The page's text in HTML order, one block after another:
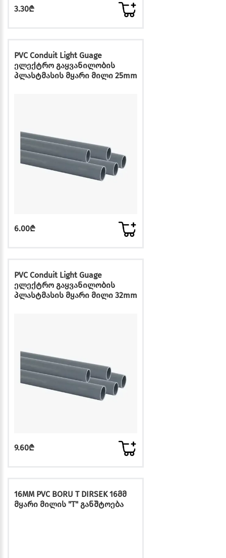
3.30₾
PVC Conduit Light Guage
ელექტრო გაყვანილობის
პლასტმასის მყარი მილი 25mm
6.00₾
PVC Conduit Light Guage
ელექტრო გაყვანილობის
პლასტმასის მყარი მილი 32mm
9.60₾
16MM PVC BORU T DIRSEK 16მმ
მყარი მილის "T" განშტოება